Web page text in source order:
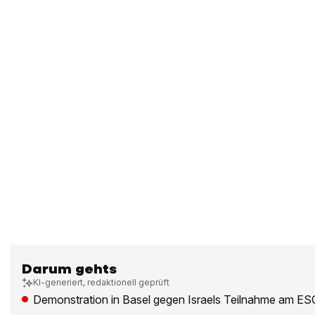
Darum gehts
KI-generiert, redaktionell geprüft
Demonstration in Basel gegen Israels Teilnahme am